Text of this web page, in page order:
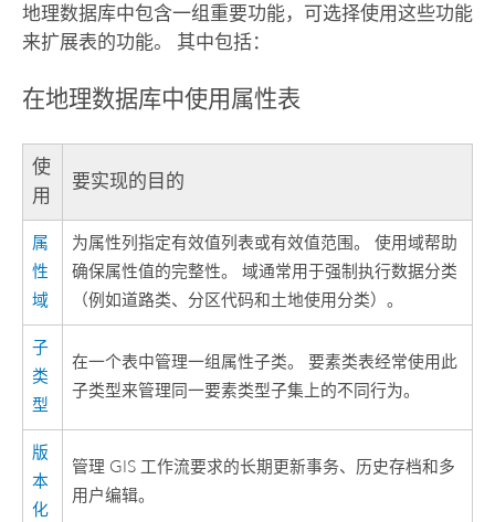
地理数据库中包含一组重要功能，可选择使用这些功能
来扩展表的功能。 其中包括：
在地理数据库中使用属性表
使
用
要实现的目的
属
性
域
为属性列指定有效值列表或有效值范围。 使用域帮助
确保属性值的完整性。 域通常用于强制执行数据分类
（例如道路类、分区代码和土地使用分类）。
子
类
型
在一个表中管理一组属性子类。 要素类表经常使用此
子类型来管理同一要素类型子集上的不同行为。
版
本
化
管理 GIS 工作流要求的长期更新事务、历史存档和多
用户编辑。